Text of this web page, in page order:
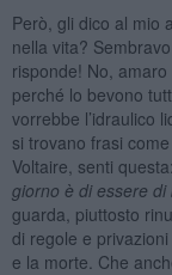
Però, gli dico al mio
nella vita?
risponde! No,
perché lo bevono
vorrebbe l’idraulico
si trovano frasi
Voltaire, senti
giorno è di essere di
guarda, piuttosto
di regole e
e la morte. Che